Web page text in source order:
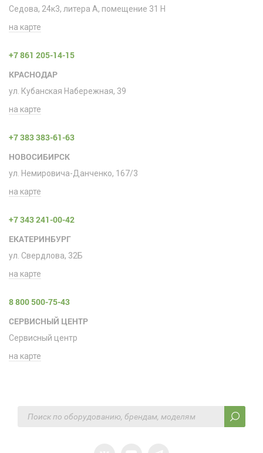
Седова, 24к3, литера А, помещение 31 H
на карте
+7 861 205-14-15
КРАСНОДАР
ул. Кубанская Набережная, 39
на карте
+7 383 383-61-63
НОВОСИБИРСК
ул. Немировича-Данченко, 167/3
на карте
+7 343 241-00-42
ЕКАТЕРИНБУРГ
ул. Свердлова, 32Б
на карте
8 800 500-75-43
СЕРВИСНЫЙ ЦЕНТР
Сервисный центр
на карте